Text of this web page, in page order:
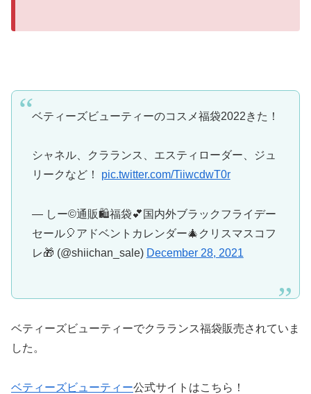
ベティーズビューティーのコスメ福袋2022きた！
シャネル、クラランス、エスティローダー、ジュ
リークなど！ pic.twitter.com/TiiwcdwT0r
— しー©通販🛍福袋💕国内外ブラックフライデー
セール🎈アドベントカレンダー🎄クリスマスコフ
レ🎁 (@shiichan_sale) December 28, 2021
ベティーズビューティーでクラランス福袋販売されていま
した。
ベティーズビューティー公式サイトはこちら！